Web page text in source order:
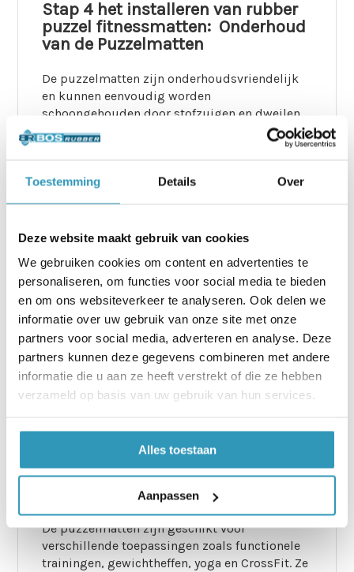
Toestemming Details Over
Deze website maakt gebruik van cookies
We gebruiken cookies om content en advertenties te
personaliseren, om functies voor social media te bieden
en om ons websiteverkeer te analyseren. Ook delen we
informatie over uw gebruik van onze site met onze
partners voor social media, adverteren en analyse. Deze
partners kunnen deze gegevens combineren met andere
informatie die u aan ze heeft verstrekt of die ze hebben
verzameld op basis van uw gebruik van hun services.
Alles toestaan
Aanpassen
Stap 4 het installeren van rubber
puzzel fitnessmatten: Onderhoud
van de Puzzelmatten
De puzzelmatten zijn onderhoudsvriendelijk
en kunnen eenvoudig worden
schoongehouden door stofzuigen en dweilen
met een vochtige doek. Voor grondiger
onderhoud kan een schrobzuigmachine
Sport Floor Cleaner
aan voor een
neutraliserende werking die de geur in de
houdt.
Waarom Kiezen voor Bos Rubber
Ultra Interlock Puzzelmatten?
Deze matten zijn ideaal voor intensieve
trainingen, zoals CrossFit en gewichtheffen,
dankzij hun schokabsorptie en slijtvastheid.
De matten zijn eenvoudig te installeren en
onderhouden, waardoor ze een
sportscholen en andere trainingsruimtes.
Toepassingen van Bos Rubber
Ultra Interlock Puzzelmatten
De puzzelmatten zijn geschikt voor
verschillende toepassingen zoals functionele
trainingen, gewichtheffen, yoga en CrossFit. Ze